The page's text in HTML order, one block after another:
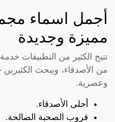
أجمل اسماء
مميزة وجديدة
تتيح الكثير من التطبيقات
من الأصدقاء، ويبحث
وعصرية.
أحلى الأصدقاء.
قروب الصحبة الصالحة.